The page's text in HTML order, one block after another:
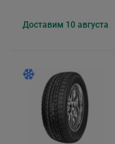
Доставим 10 августа